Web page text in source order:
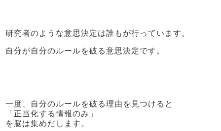
研究者のような意思決定は誰もが行っています。
自分が自分のルールを破る意思決定です。
一度、自分のルールを破る理由を見つけると
「正当化する情報のみ」
を脳は集めだします。